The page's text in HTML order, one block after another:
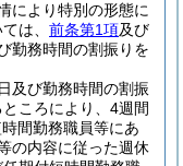
により特別の形態に
は、 前条第1項及び
勤務時間の割振りを
及び勤務時間の割振
ころにより、4週間
間勤務職員等にあ
の内容に従った週休